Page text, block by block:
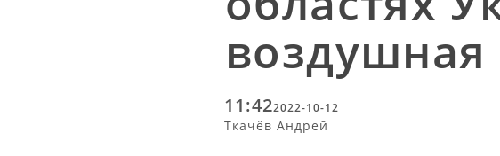
воздушная
11:422022-10-12
Ткачёв Андрей